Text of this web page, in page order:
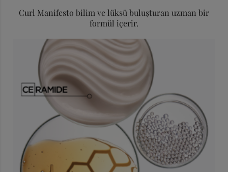
Curl Manifesto bilim ve lüksü buluşturan uzman bir
formül içerir.